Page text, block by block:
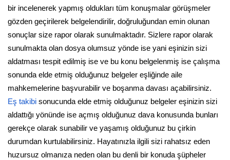
bir incelenerek yapmış oldukları tüm konuşmalar görüşmeler
gözden geçirilerek belgelendirilir, doğruluğundan emin olunan
sonuçlar size rapor olarak sunulmaktadır. Sizlere rapor olarak
sunulmakta olan dosya olumsuz yönde ise yani eşinizin sizi
aldatması tespit edilmiş ise ve bu konu belgelenmiş ise çalışma
sonunda elde etmiş olduğunuz belgeler eşliğinde aile
mahkemelerine başvurabilir ve boşanma davası açabilirsiniz.
Eş takibi sonucunda elde etmiş olduğunuz belgeler eşinizin sizi
aldattığı yönünde ise açmış olduğunuz dava konusunda bunları
gerekçe olarak sunabilir ve yaşamış olduğunuz bu çirkin
durumdan kurtulabilirsiniz. Hayatınızla ilgili sizi rahatsız eden
huzursuz olmanıza neden olan bu denli bir konuda şüpheler